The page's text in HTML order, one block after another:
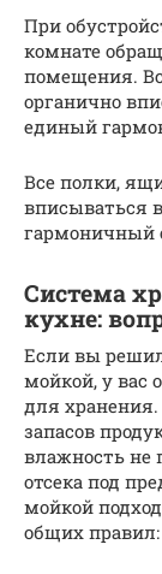
При
комнате
помещения.
органично
единый
Все полки,
вписываться
гармоничный
Система
кухне:
Если вы
мойкой, у вас
для хранения.
запасов
влажность не
отсека под
мойкой
общих правил: